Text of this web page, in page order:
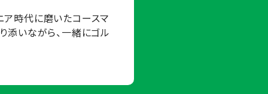
時代に磨いたコースマ
添いながら、一緒にゴル